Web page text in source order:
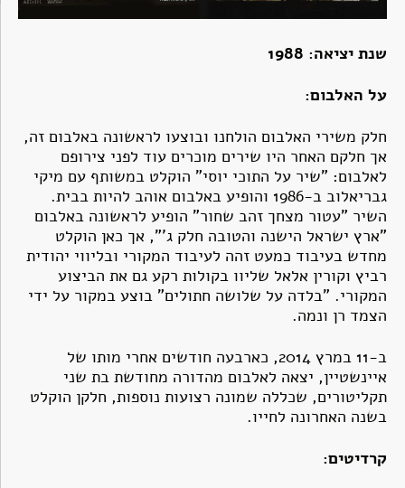
שנת יציאה: 1988
על האלבום:
חלק משירי האלבום הולחנו ובוצעו לראשונה באלבום זה,
אך חלקם האחר היו שירים מוכרים עוד לפני צירופם
לאלבום: "שיר על התוכי יוסי" הוקלט במשותף עם מיקי
גבריאלוב ב-1986 והופיע באלבום אוהב להיות בבית.
השיר "עטור מצחך זהב שחור" הופיע לראשונה באלבום
"ארץ ישראל הישנה והטובה חלק ג'", אך כאן הוקלט
מחדש בעיבוד כמעט זהה לעיבוד המקורי ובליווי יהודית
רביץ וקורין אלאל שליוו בקולות רקע גם את הביצוע
המקורי. "בלדה על שלושה חתולים" בוצע במקור על ידי
הצמד רן ונמה.
ב-11 במרץ 2014, כארבעה חודשים אחרי מותו של
איינשטיין, יצאה לאלבום מהדורה מחודשת בת שני
תקליטורים, שכללה שמונה רצועות נוספות, חלקן הוקלט
בשנה האחרונה לחייו.
קרדיטים: